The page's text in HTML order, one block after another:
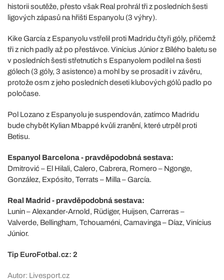
historii soutěže, přesto však Real prohrál tři z posledních šesti
ligových zápasů na hřišti Espanyolu (3 výhry).
Kike García z Espanyolu vstřelil proti Madridu čtyři góly, přičemž
tři z nich padly až po přestávce. Vinícius Júnior z Bílého baletu se
v posledních šesti střetnutích s Espanyolem podílel na šesti
gólech (3 góly, 3 asistence) a mohl by se prosadit i v závěru,
protože osm z jeho posledních deseti klubových gólů padlo po
poločase.
Pol Lozano z Espanyolu je suspendován, zatímco Madridu
bude chybět Kylian Mbappé kvůli zranění, které utrpěl proti
Betisu.
Espanyol Barcelona - pravděpodobná sestava:
Dmitrović – El Hilali, Calero, Cabrera, Romero – Ngonge,
González, Expósito, Terrats – Milla – García.
Real Madrid - pravděpodobná sestava:
Lunin – Alexander-Arnold, Rüdiger, Huijsen, Carreras –
Valverde, Bellingham, Tchouaméni, Camavinga – Díaz, Vinícius
Júnior.
Tip EuroFotbal.cz: 2
Autor: Livesport.cz